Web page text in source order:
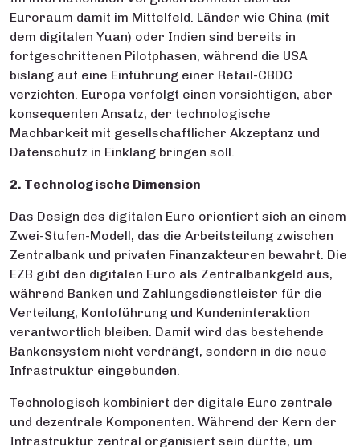
Euroraum damit im Mittelfeld. Länder wie China (mit
dem digitalen Yuan) oder Indien sind bereits in
fortgeschrittenen Pilotphasen, während die USA
bislang auf eine Einführung einer Retail-CBDC
verzichten. Europa verfolgt einen vorsichtigen, aber
konsequenten Ansatz, der technologische
Machbarkeit mit gesellschaftlicher Akzeptanz und
Datenschutz in Einklang bringen soll.
2. Technologische Dimension
Das Design des digitalen Euro orientiert sich an einem
Zwei-Stufen-Modell, das die Arbeitsteilung zwischen
Zentralbank und privaten Finanzakteuren bewahrt. Die
EZB gibt den digitalen Euro als Zentralbankgeld aus,
während Banken und Zahlungsdienstleister für die
Verteilung, Kontoführung und Kundeninteraktion
verantwortlich bleiben. Damit wird das bestehende
Bankensystem nicht verdrängt, sondern in die neue
Infrastruktur eingebunden.
Technologisch kombiniert der digitale Euro zentrale
und dezentrale Komponenten. Während der Kern der
Infrastruktur zentral organisiert sein dürfte, um